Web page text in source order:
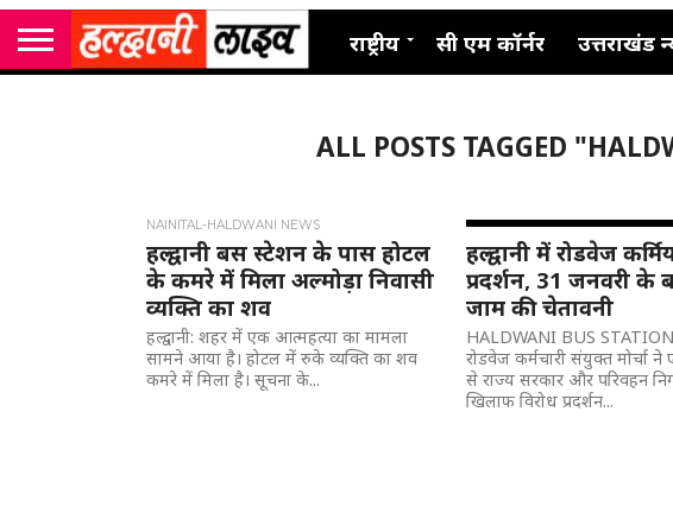
राष्ट्रीय सी एम कॉर्नर उत्तराखंड
ALL POSTS TAGGED
NAINITAL-HALDWANI NEWS
हल्द्वानी बस स्टेशन के पास होटल
के कमरे में मिला अल्मोड़ा निवासी
व्यक्ति का शव
हल्द्वानी: शहर में एक आत्महत्या का मामला
सामने आया है। होटल में रुके व्यक्ति का शव
कमरे में मिला है। सूचना के...
हल्द्वानी में रोडवेज
प्रदर्शन, 31 जनवरी के
जाम की चेतावनी
HALDWANI BUS
रोडवेज कर्मचारी संयुक्त मोर्चा ने
से राज्य सरकार और परिवहन
खिलाफ विरोध प्रदर्शन...